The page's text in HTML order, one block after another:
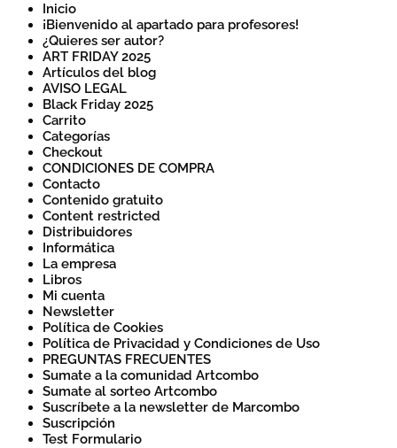
Inicio
¡Bienvenido al apartado para profesores!
¿Quieres ser autor?
ART FRIDAY 2025
Artículos del blog
AVISO LEGAL
Black Friday 2025
Carrito
Categorías
Checkout
CONDICIONES DE COMPRA
Contacto
Contenido gratuito
Content restricted
Distribuidores
Informática
La empresa
Libros
Mi cuenta
Newsletter
Política de Cookies
Política de Privacidad y Condiciones de Uso
PREGUNTAS FRECUENTES
Sumate a la comunidad Artcombo
Sumate al sorteo Artcombo
Suscríbete a la newsletter de Marcombo
Suscripción
Test Formulario